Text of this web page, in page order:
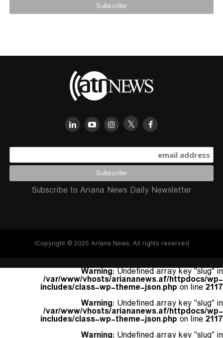
Subscribe to Ariana News Daily Newsletter
Copyright © 2025 Ariana News. All rights reserved!
Warning: Undefined array key "slug" in
/var/www/vhosts/ariananews.af/httpdocs/wp-
includes/class-wp-theme-json.php on line2117
Warning: Undefined array key "slug" in
/var/www/vhosts/ariananews.af/httpdocs/wp-
includes/class-wp-theme-json.php on line2117
Warning: Undefined array key "slug" in